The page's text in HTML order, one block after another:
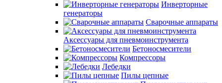
Инверторные
генераторы
Сварочные аппараты
Аксессуары для пневмоинструмента
Бетоносмесители
Компрессоры
Лебедки
Пилы цепные